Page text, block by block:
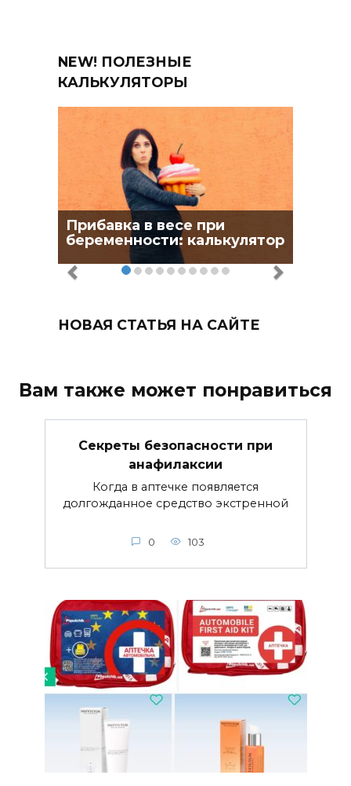
NEW! ПОЛЕЗНЫЕ
КАЛЬКУЛЯТОРЫ
Прибавка в весе при
беременности: калькулятор
НОВАЯ СТАТЬЯ НА САЙТЕ
Вам также может понравиться
Секреты безопасности при
анафилаксии
Когда в аптечке появляется
долгожданное средство экстренной
0 103